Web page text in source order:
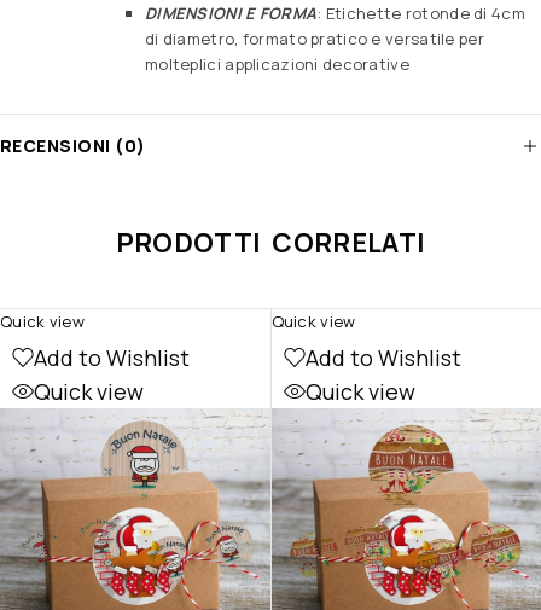
DIMENSIONI E FORMA: Etichette rotonde di 4cm
di diametro, formato pratico e versatile per
molteplici applicazioni decorative
RECENSIONI (0)
PRODOTTI CORRELATI
Add to Wishlist
Quick view
Quick view
Add to Wishlist
Quick view
Quick view